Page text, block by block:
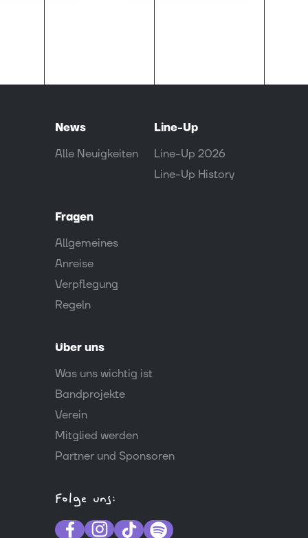
News
Alle Neuigkeiten
Line-Up
Line-Up 2026
Line-Up History
Fragen
Allgemeines
Anreise
Verpflegung
Regeln
Über uns
Was uns wichtig ist
Bandprojekte
Verein
Mitglied werden
Partner und Sponsoren
Folge uns: